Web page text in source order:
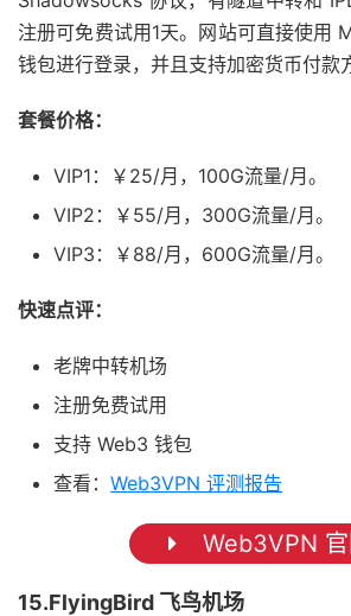
注册可免费试用1天。网站可直接使用
钱包进行登录，并且支持加密货币付款
套餐价格：
VIP1：￥25/月，100G流量/月。
VIP2：￥55/月，300G流量/月。
VIP3：￥88/月，600G流量/月。
快速点评：
老牌中转机场
注册免费试用
支持 Web3 钱包
查看： Web3VPN 评测报告
Web3VPN 官
15.FlyingBird 飞鸟机场